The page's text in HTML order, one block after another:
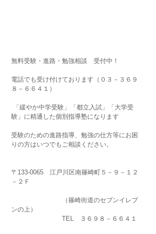
無料受験・進路・勉強相談　受付中！
電話でも受け付けております（０３－３６９
８－６６４１）
験」に精通した個別指導塾になります
受験のための進路指導、勉強の仕方等にお困
りの方はいつでもご相談ください。
〒133-0065　江戸川区南篠崎町５－９－１２
－２Ｆ
（篠崎街道のセブンイレブ
ンの上）
TEL　３６９８－６６４１